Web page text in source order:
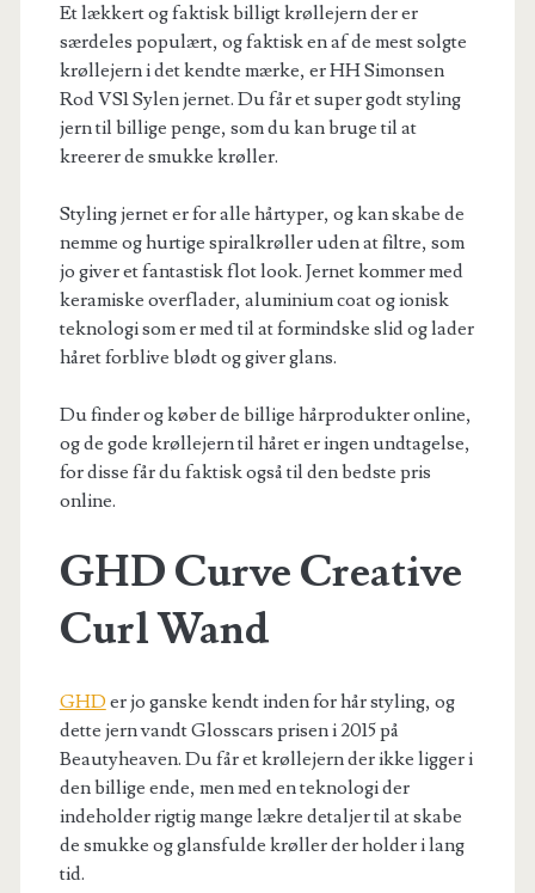
Et lækkert og faktisk billigt krøllejern der er
særdeles populært, og faktisk en af de mest solgte
krøllejern i det kendte mærke, er HH Simonsen
Rod VS1 Sylen jernet. Du får et super godt styling
jern til billige penge, som du kan bruge til at
kreerer de smukke krøller.
Styling jernet er for alle hårtyper, og kan skabe de
nemme og hurtige spiralkrøller uden at filtre, som
jo giver et fantastisk flot look. Jernet kommer med
keramiske overflader, aluminium coat og ionisk
teknologi som er med til at formindske slid og lader
håret forblive blødt og giver glans.
Du finder og køber de billige hårprodukter online,
og de gode krøllejern til håret er ingen undtagelse,
for disse får du faktisk også til den bedste pris
online.
GHD Curve Creative
Curl Wand
GHD er jo ganske kendt inden for hår styling, og
dette jern vandt Glosscars prisen i 2015 på
Beautyheaven. Du får et krøllejern der ikke ligger i
den billige ende, men med en teknologi der
indeholder rigtig mange lækre detaljer til at skabe
de smukke og glansfulde krøller der holder i lang
tid.